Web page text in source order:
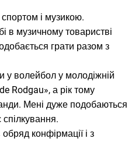
і музикою.
в музичному товаристві
грати разом з
у волейбол у молодіжній
Rodgau», а рік тому
Мені дуже подобаються
конфірмації і з